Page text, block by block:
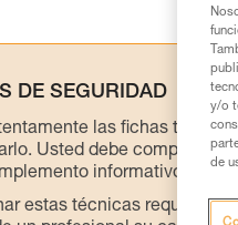
DE SEGURIDAD
las fichas
Usted debe
informativo.
estas técnicas requiere
y/o
de